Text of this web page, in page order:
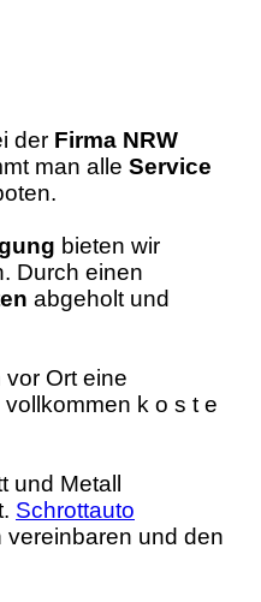
der Firma NRW
man alle Service
bieten wir
Durch einen
abgeholt und
Ort eine
k o s t e
Metall
Schrottauto
und den